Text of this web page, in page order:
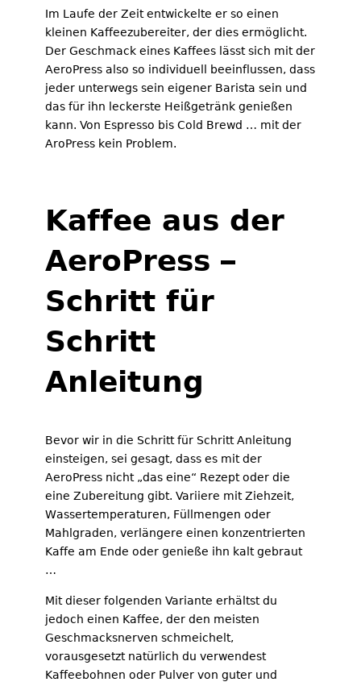
Im Laufe der Zeit entwickelte er so einen
kleinen Kaffeezubereiter, der dies ermöglicht.
Der Geschmack eines Kaffees lässt sich mit der
AeroPress also so individuell beeinflussen, dass
jeder unterwegs sein eigener Barista sein und
das für ihn leckerste Heißgetränk genießen
kann. Von Espresso bis Cold Brewd … mit der
AroPress kein Problem.
Kaffee aus der
AeroPress –
Schritt für
Schritt
Anleitung
Bevor wir in die Schritt für Schritt Anleitung
einsteigen, sei gesagt, dass es mit der
AeroPress nicht „das eine“ Rezept oder die
eine Zubereitung gibt. Variiere mit Ziehzeit,
Wassertemperaturen, Füllmengen oder
Mahlgraden, verlängere einen konzentrierten
Kaffe am Ende oder genieße ihn kalt gebraut
…
Mit dieser folgenden Variante erhältst du
jedoch einen Kaffee, der den meisten
Geschmacksnerven schmeichelt,
vorausgesetzt natürlich du verwendest
Kaffeebohnen oder Pulver von guter und